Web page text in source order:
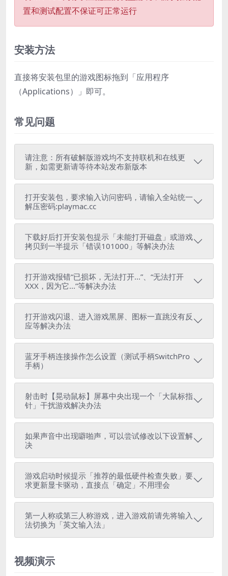
置和测试配置不保证可正常运行
安装方法
直接将安装包里的游戏图标拖到「应用程序
（Applications）」即可。
常见问题
请注意：所有破解版游戏均不支持联机和在线更
新，如需更新请等待本站发布新版本
打开安装包，要求输入访问密码，请输入全站统一
解压密码:playmac.cc
下载好后打开安装包提示「未能打开磁盘」或游戏
拷贝到一半提示「错误101000」等解决办法
打开游戏报错“已损坏，无法打开...”、“无法打开
XXX，因为它...”等解决办法
打开游戏闪退、进入游戏黑屏、图标一直跳没有反
应等解决办法
蓝牙手柄连接操作怎么设置（测试手柄SwitchPro
手柄）
射击时【晃动鼠标】屏幕中央出现一个「大鼠标指
针」干扰游戏解决办法
如果声音中出现噼啪声，可以尝试修改以下设置解
决
游戏启动时候提示「推荐的最低硬件检查失败」要
求更新显卡驱动，直接点「确定」不用理会
第一人称或第三人称游戏，进入游戏前请先将输入
法切换为「英文输入法」
视频演示